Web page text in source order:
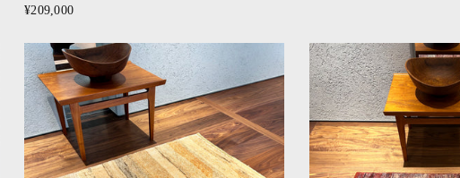
¥209,000